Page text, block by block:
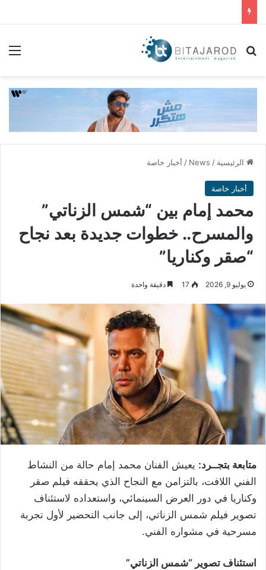
بحث عن
الرئيسية /
News
/ أخبار خاصة
أخبار خاصة
محمد إمام بين “شمس الزناتي”
والمسرح.. خطوات جديدة بعد نجاح
“صقر وكناريا”
يوليو 9, 2026 17 دقيقة واحدة
متابعة بتجــرد: يعيش الفنان محمد إمام حالة من النشاط
الفني اللافت، بالتزامن مع النجاح الذي يحققه فيلم صقر
وكناريا في دور العرض السينمائي، واستعداده لاستئناف
تصوير فيلم شمس الزناتي، إلى جانب التحضير لأول تجربة
مسرحية في مشواره الفني.
استئناف تصوير “شمس الزناتي”